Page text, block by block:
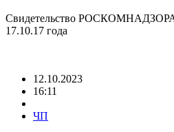
Свидетельство
17.10.17 года
12.10.2023
16:11
ЧП